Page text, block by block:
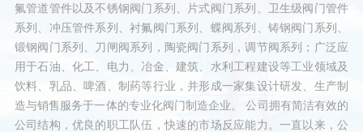
氟管道管件以及不锈钢阀门系列、片式阀门系列、卫生级阀门管件
系列、冲压管件系列、衬氟阀门系列、蝶阀系列、铸钢阀门系列、
锻钢阀门系列、刀闸阀系列，陶瓷阀门系列，调节阀系列；广泛应
用于石油、化工、电力、冶金、建筑、水利工程建设等工业领域及
饮料、乳品、啤酒、制药等行业，并形成一家集设计研发、生产制
造与销售服务于一体的专业化阀门制造企业。 公司拥有简洁有效的
公司结构，优良的职工队伍，快速的市场反应能力。一直以来，公